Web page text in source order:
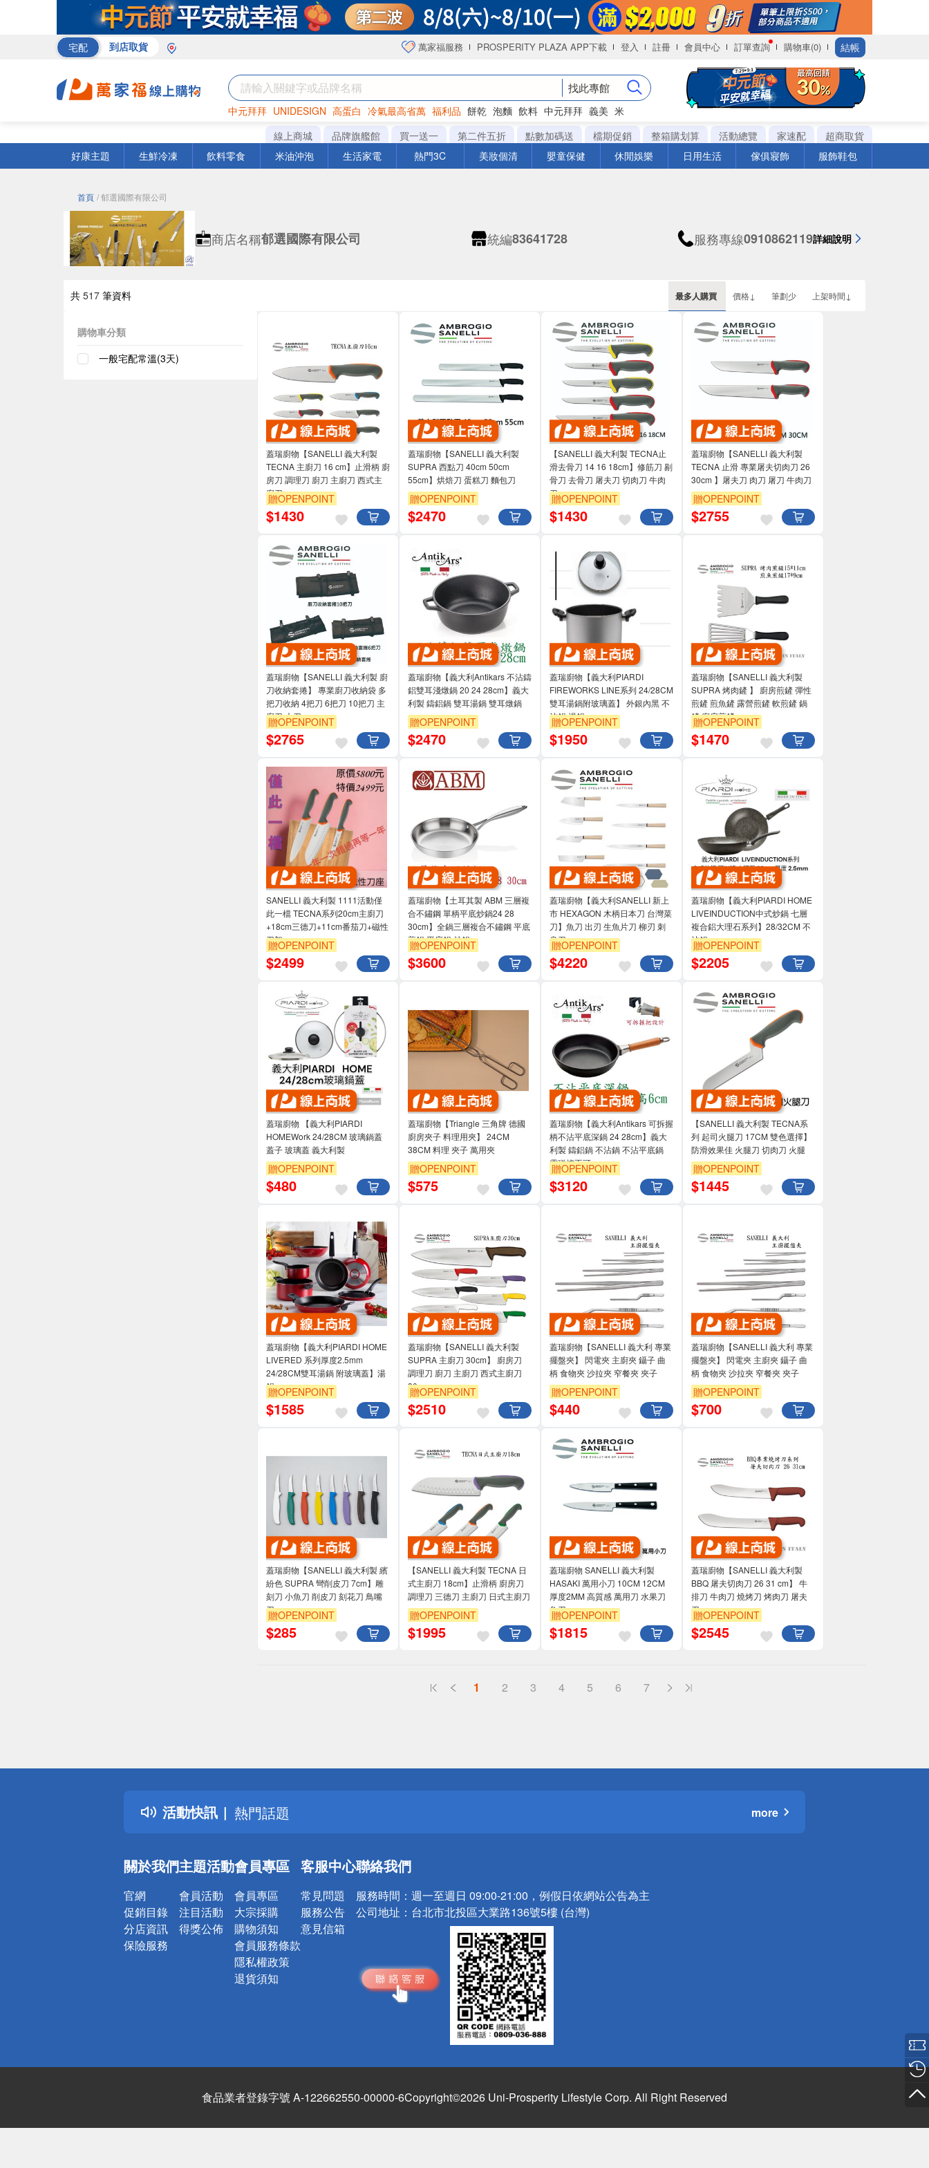
宅配 到店取貨 萬家福服務 PROSPERITY PLAZA APP下載 登入 註冊 會員中心 訂單查詢 購物車(0) 結帳
找此專館
中元拜拜 UNIDESIGN 高蛋白 冷氣最高省萬 福利品 餅乾 泡麵 飲料 中元拜拜 義美 米
罐頭 咖啡 海苔
線上商城 品牌旗艦館 買一送一 第二件五折 點數加碼送 檔期促銷 整箱購划算 活動總覽 家速配
超商取貨
好康主題
生鮮冷凍 飲料零食 米油沖泡 生活家電 熱門3C 美妝個清 嬰童保健 休閒娛樂 日用生活 傢俱寢飾 服飾鞋包
首頁 / 郁選國際有限公司
商店名稱郁選國際有限公司 統編83641728 服務專線0910862119詳細說明
共 517 筆資料 最多人購買 價格↓ 筆劃少 上架時間↓
購物車分類
一般宅配常溫(3天)
蓋瑞廚物【SANELLI 義大利製
TECNA 主廚刀 16 cm】止滑柄 廚
房刀 調理刀 廚刀 主廚刀 西式主
廚刀
贈OPENPOINT
$1430
蓋瑞廚物【SANELLI 義大利製
SUPRA 西點刀 40cm 50cm
55cm】烘焙刀 蛋糕刀 麵包刀
贈OPENPOINT
$2470
【SANELLI 義大利製 TECNA止
滑去骨刀 14 16 18cm】修筋刀 剔
骨刀 去骨刀 屠夫刀 切肉刀 牛肉
刀贈OPENPOINT
$1430
蓋瑞廚物【SANELLI 義大利製
TECNA 止滑 專業屠夫切肉刀 26
30cm 】屠夫刀 肉刀 屠刀 牛肉刀
贈OPENPOINT
$2755
蓋瑞廚物【SANELLI 義大利製 廚
刀收納套捲】 專業廚刀收納袋 多
把刀收納 4把刀 6把刀 10把刀 主
廚刀 大刀
贈OPENPOINT
$2765
蓋瑞廚物【義大利Antikars 不沾鑄
鋁雙耳淺燉鍋 20 24 28cm】義大
利製 鑄鋁鍋 雙耳湯鍋 雙耳燉鍋
贈OPENPOINT
$2470
蓋瑞廚物【義大利PIARDI
FIREWORKS LINE系列 24/28CM
雙耳湯鍋附玻璃蓋】 外銀內黑 不
沾鍋 湯鍋
贈OPENPOINT
$1950
蓋瑞廚物【SANELLI 義大利製
SUPRA 烤肉鏟 】 廚房煎鏟 彈性
煎鏟 煎魚鏟 露營煎鏟 軟煎鏟 鍋
鏟 廚房煎鏟
贈OPENPOINT
$1470
SANELLI 義大利製 1111活動僅
此一檔 TECNA系列20cm主廚刀
+18cm三德刀+11cm番茄刀+磁性
刀架
贈OPENPOINT
$2499
蓋瑞廚物【土耳其製 ABM 三層複
合不鏽鋼 單柄平底炒鍋24 28
30cm】全鍋三層複合不鏽鋼 平底
煎鍋 平底鍋 炒鍋
贈OPENPOINT
$3600
蓋瑞廚物【義大利SANELLI 新上
市 HEXAGON 木柄日本刀 台灣菜
刀】魚刀 出刃 生魚片刀 柳刃 刺
身刀
贈OPENPOINT
$4220
蓋瑞廚物【義大利PIARDI HOME
LIVEINDUCTION中式炒鍋 七層
複合鋁大理石系列】28/32CM 不
沾鍋
贈OPENPOINT
$2205
蓋瑞廚物 【義大利PIARDI
HOMEWork 24/28CM 玻璃鍋蓋
蓋子 玻璃蓋 義大利製
贈OPENPOINT
$480
蓋瑞廚物【Triangle 三角牌 德國
廚房夾子 料理用夾】 24CM
38CM 料理 夾子 萬用夾
贈OPENPOINT
$575
蓋瑞廚物【義大利Antikars 可拆握
柄不沾平底深鍋 24 28cm】義大
利製 鑄鋁鍋 不沾鍋 不沾平底鍋
電磁爐不可
贈OPENPOINT
$3120
【SANELLI 義大利製 TECNA系
列 起司火腿刀 17CM 雙色選擇】
防滑效果佳 火腿刀 切肉刀 火腿
贈OPENPOINT
$1445
蓋瑞廚物【義大利PIARDI HOME
LIVERED 系列厚度2.5mm
24/28CM雙耳湯鍋 附玻璃蓋】湯
鍋贈OPENPOINT
$1585
蓋瑞廚物【SANELLI 義大利製
SUPRA 主廚刀 30cm】 廚房刀
調理刀 廚刀 主廚刀 西式主廚刀
30
贈OPENPOINT
$2510
蓋瑞廚物【SANELLI 義大利 專業
擺盤夾】 閃電夾 主廚夾 鑷子 曲
柄 食物夾 沙拉夾 窄餐夾 夾子
贈OPENPOINT
$440
蓋瑞廚物【SANELLI 義大利 專業
擺盤夾】 閃電夾 主廚夾 鑷子 曲
柄 食物夾 沙拉夾 窄餐夾 夾子
贈OPENPOINT
$700
蓋瑞廚物【SANELLI 義大利製 繽
紛色 SUPRA 彎削皮刀 7cm】雕
刻刀 小魚刀 削皮刀 刻花刀 鳥嘴
刀贈OPENPOINT
$285
【SANELLI 義大利製 TECNA 日
式主廚刀 18cm】止滑柄 廚房刀
調理刀 三德刀 主廚刀 日式主廚刀
贈OPENPOINT
$1995
蓋瑞廚物 SANELLI 義大利製
HASAKI 萬用小刀 10CM 12CM
厚度2MM 高質感 萬用刀 水果刀
魚刀
贈OPENPOINT
$1815
蓋瑞廚物【SANELLI 義大利製
BBQ 屠夫切肉刀 26 31 cm】 牛
排刀 牛肉刀 燒烤刀 烤肉刀 屠夫
刀贈OPENPOINT
$2545
1 2 3 4 5 6 7
活動快訊
詐騙網頁！請小心！
得獎公告
熱門話題
銀行優惠
詐騙網頁！請小心！
more
關於我們
官網
促銷目錄
分店資訊
保險服務
主題活動
會員活動
注目活動
得獎公佈
會員專區
會員專區
大宗採購
購物須知
會員服務條款
隱私權政策
退貨須知
客服中心
常見問題
服務公告
意見信箱
聯絡我們
服務時間： 週一至週日 09:00-21:00，例假日依網站公告為主
公司地址： 台北市北投區大業路136號5樓 (台灣)
食品業者登錄字號 A-122662550-00000-6Copyright©2026 Uni-Prosperity Lifestyle Corp. All Right Reserved